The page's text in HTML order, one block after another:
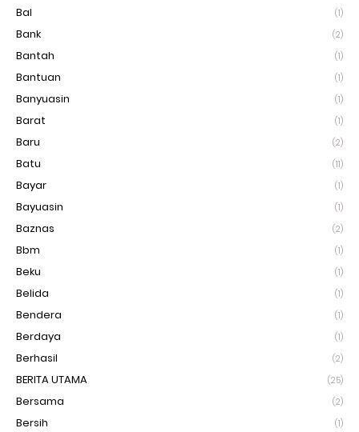
Bal (1)
Bank (2)
Bantah (1)
Bantuan (1)
Banyuasin (1)
Barat (1)
Baru (2)
Batu (11)
Bayar (1)
Bayuasin (1)
Baznas (2)
Bbm (1)
Beku (1)
Belida (1)
Bendera (1)
Berdaya (1)
Berhasil (2)
BERITA UTAMA (25)
Bersama (2)
Bersih (1)